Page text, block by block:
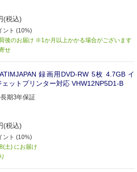
(税込)
ント (10%)
後のお届け ※1か月以上かかる場合がございます
せ
録画用DVD-RW 5枚 4.7GB イ
ェットプリンター対応 VHW12NP5D1-B
期3年保証
(税込)
ント (10%)
土) にお届け